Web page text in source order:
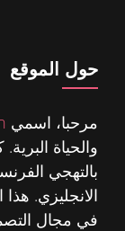
حول الموقع
مرحبا، اسمي
الانجليزي.
في مجال